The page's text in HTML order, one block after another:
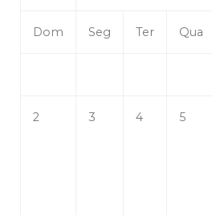
Dom Seg Ter Qua
2 3 4 5